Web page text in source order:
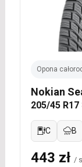
Opona
Nokian
205/45 R17
C B
443 zł /